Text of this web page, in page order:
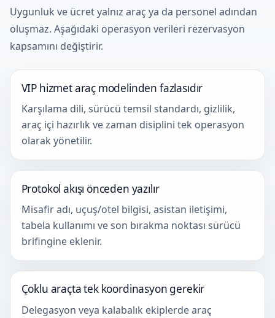
Uygunluk ve ücret yalnız araç ya da personel adından
oluşmaz. Aşağıdaki operasyon verileri rezervasyon
kapsamını değiştirir.
VIP hizmet araç modelinden fazlasıdır
Karşılama dili, sürücü temsil standardı, gizlilik,
araç içi hazırlık ve zaman disiplini tek operasyon
olarak yönetilir.
Protokol akışı önceden yazılır
Misafir adı, uçuş/otel bilgisi, asistan iletişimi,
tabela kullanımı ve son bırakma noktası sürücü
brifingine eklenir.
Çoklu araçta tek koordinasyon gerekir
Delegasyon veya kalabalık ekiplerde araç